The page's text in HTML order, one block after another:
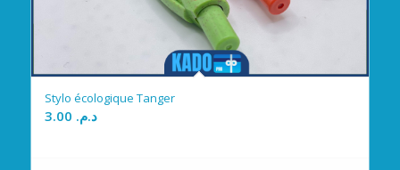
Stylo écologique Tanger
د.م.